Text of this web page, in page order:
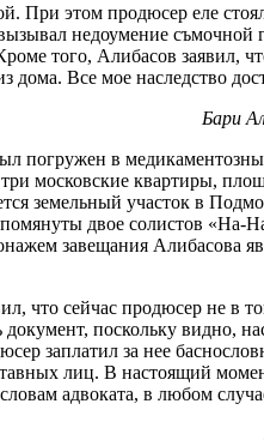
При этом продюсер еле
недоумение
того, Алибасов заявил,
дома. Все мое наследство
Бари
в
московские квартиры,
земельный участок в
двое солистов
завещания Алибасова
что сейчас продюсер не в
поскольку видно,
заплатил за нее
лиц. В настоящий
адвоката, в любом